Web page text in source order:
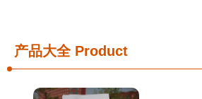
产品大全Product